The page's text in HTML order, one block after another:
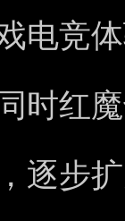
电竞
时红
逐步